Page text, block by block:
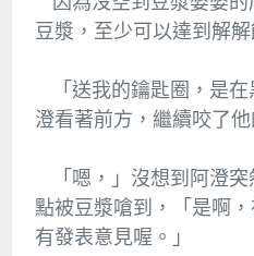
豆漿，至少可以達到解解
「送我的鑰匙圈，是
澄看著前方，繼續咬了他
「嗯，」沒想到阿澄突
點被豆漿嗆到，「是啊
有發表意見喔。」